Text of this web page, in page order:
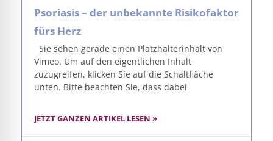
Psoriasis – der unbekannte Risikofaktor
fürs Herz
Sie sehen gerade einen Platzhalterinhalt von
Vimeo. Um auf den eigentlichen Inhalt
zuzugreifen, klicken Sie auf die Schaltfläche
unten. Bitte beachten Sie, dass dabei
JETZT GANZEN ARTIKEL LESEN »